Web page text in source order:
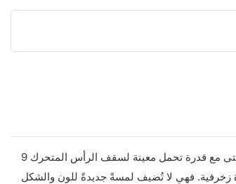
هل سيهتز مصباح سقف غرفة المعيشة بعد فترة طويلة؟ لا يُنصح بتركيب مصباح سقف غرفة المعيشة مباشرةً على السقف، وخاصةً المصابيح الثقيلة. حتى مع قدرة تحمل معينة لسقف الرأس المتحرك 9r، أعتقد
زخرفية. فهي لا تُضيف لمسةً جديدةً للون والشكل